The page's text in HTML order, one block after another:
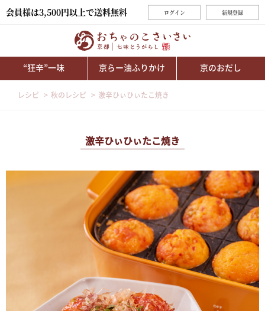
会員様は3,500円以上で送料無料 ログイン 新規登録
“狂辛”一味 京らー油ふりかけ 京のおだし
レシピ 秋のレシピ 激辛ひぃひぃたこ焼き
激辛ひぃひぃたこ焼き